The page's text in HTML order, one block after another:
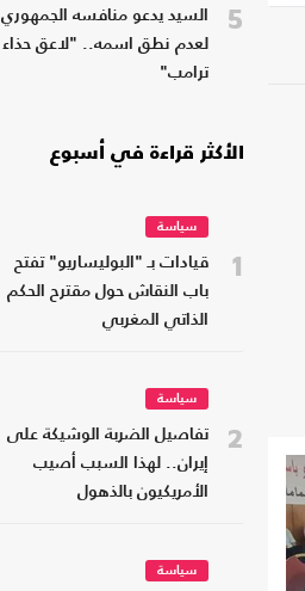
5
السيد يدعو منافسه الجمهوري
لعدم نطق اسمه.. "لاعق حذاء
ترامب"
الأكثر قراءة في أسبوع
1
سياسة
قيادات بـ "البوليساريو" تفتح
باب النقاش حول مقترح الحكم
الذاتي المغربي
2
سياسة
تفاصيل الضربة الوشيكة على
إيران.. لهذا السبب أصيب
الأمريكيون بالذهول
سياسة